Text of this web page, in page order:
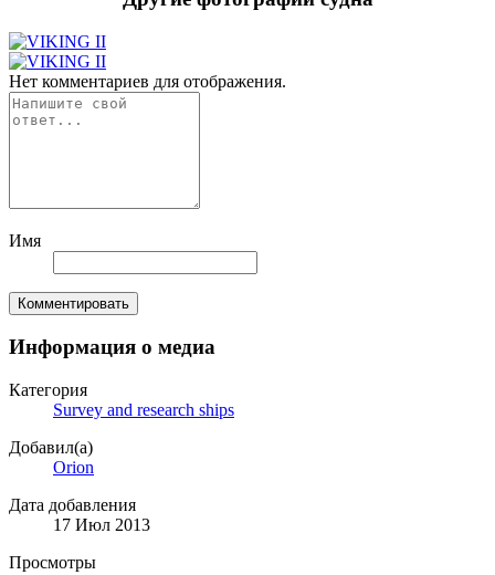
Нет комментариев для отображения.
Имя
Комментировать
Информация о медиа
Категория
Survey and research ships
Добавил(а)
Orion
Дата добавления
17 Июл 2013
Просмотры